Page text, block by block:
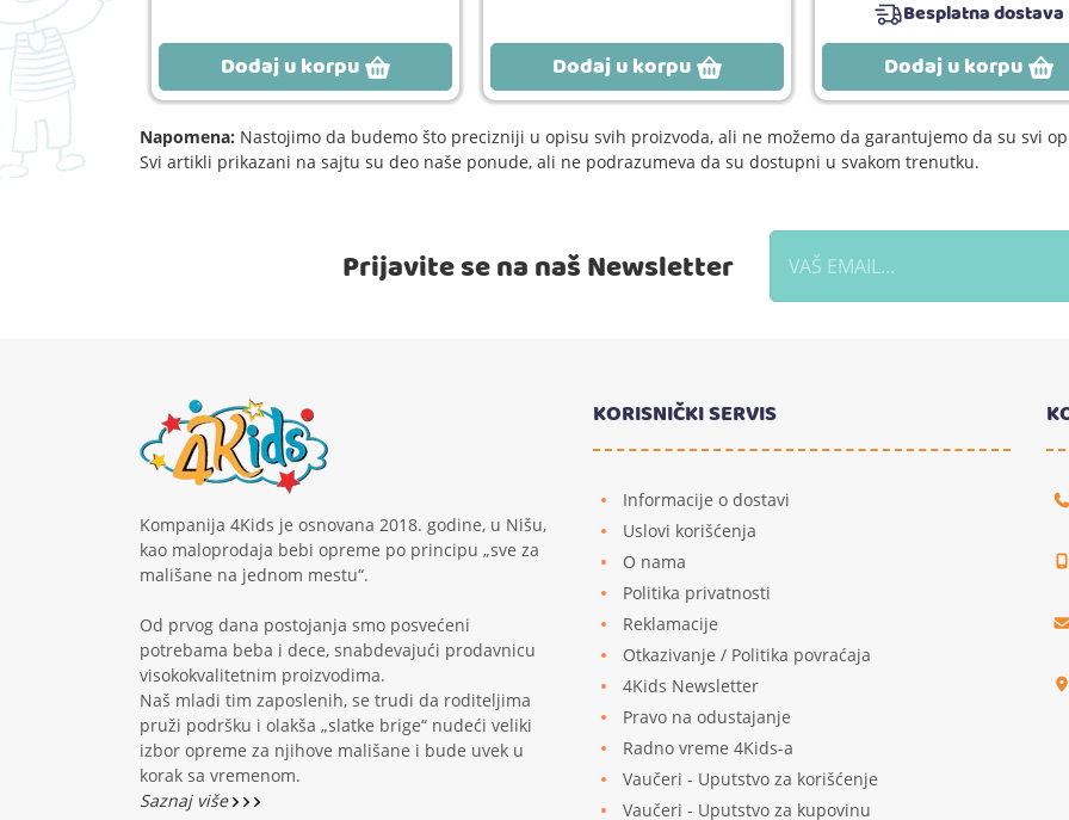
Dodaj u korpu Dodaj u korpu
Besplatna dostava
Dodaj u korpu
Napomena: Nastojimo da budemo što precizniji u opisu svih proizvoda, ali ne možemo da garantujemo da su svi
Svi artikli prikazani na sajtu su deo naše ponude, ali ne podrazumeva da su dostupni u svakom trenutku.
Prijavite se na naš Newsletter
Kompanija 4Kids je osnovana 2018. godine, u Nišu,
kao maloprodaja bebi opreme po principu „sve za
mališane na jednom mestu“.
Od prvog dana postojanja smo posvećeni
potrebama beba i dece, snabdevajući prodavnicu
visokokvalitetnim proizvodima.
Naš mladi tim zaposlenih, se trudi da roditeljima
pruži podršku i olakša „slatke brige“ nudeći veliki
izbor opreme za njihove mališane i bude uvek u
korak sa vremenom.
Saznaj više
KORISNIČKI SERVIS
Informacije o dostavi
Uslovi korišćenja
O nama
Politika privatnosti
Reklamacije
Otkazivanje / Politika povraćaja
4Kids Newsletter
Pravo na odustajanje
Radno vreme 4Kids-a
Vaučeri - Uputstvo za korišćenje
Vaučeri - Uputstvo za kupovinu